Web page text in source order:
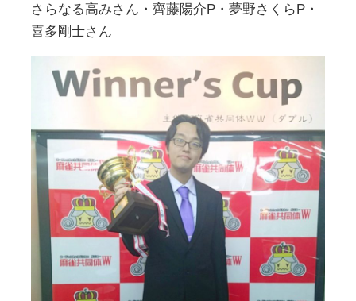
さらなる高みさん・齊藤陽介P・夢野さくらP・
喜多剛士さん